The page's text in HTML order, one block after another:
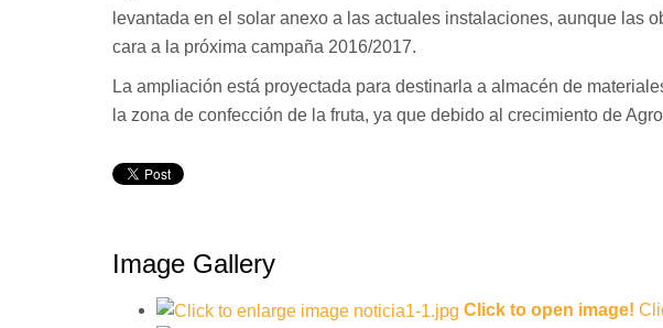
levantada en el solar anexo a las actuales instalaciones, aunque las
cara a la próxima campaña 2016/2017.
La ampliación está proyectada para destinarla a almacén de
la zona de confección de la fruta, ya que debido al crecimiento de
Image Gallery
Click to open image!